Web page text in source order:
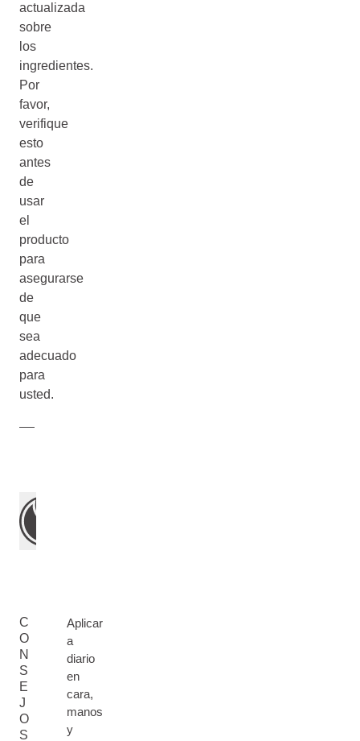
actualizada
sobre
los
ingredientes.
Por
favor,
verifique
esto
antes
de
usar
el
producto
para
asegurarse
de
que
sea
adecuado
para
usted.
C
O
N
S
E
J
O
S
Aplicar
a
diario
en
cara,
manos
y